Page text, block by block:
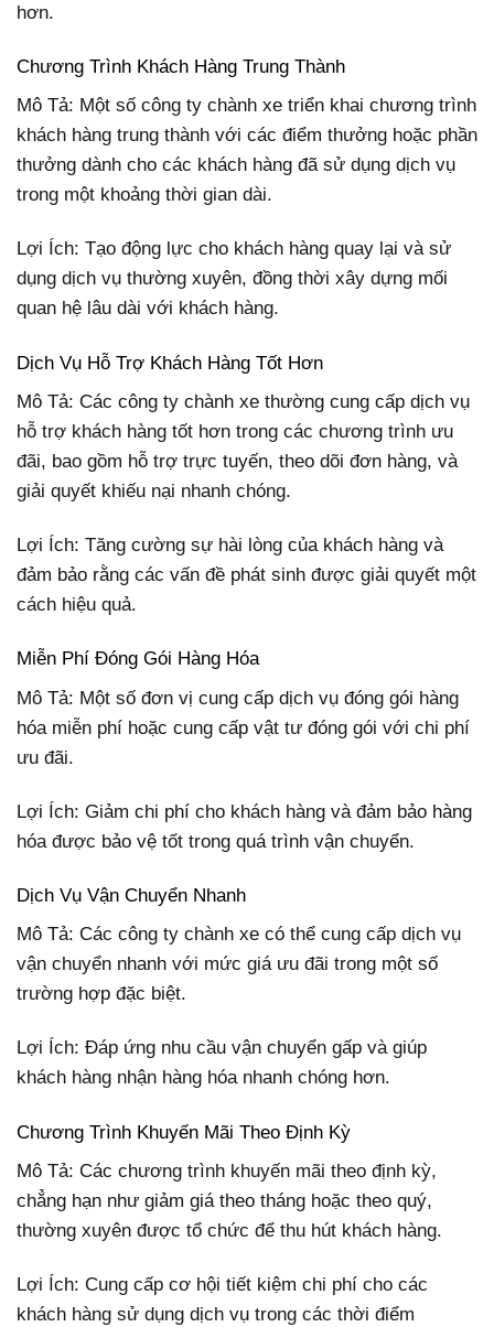
hơn.
Chương Trình Khách Hàng Trung Thành
Mô Tả: Một số công ty chành xe triển khai chương trình
khách hàng trung thành với các điểm thưởng hoặc phần
thưởng dành cho các khách hàng đã sử dụng dịch vụ
trong một khoảng thời gian dài.
Lợi Ích: Tạo động lực cho khách hàng quay lại và sử
dụng dịch vụ thường xuyên, đồng thời xây dựng mối
quan hệ lâu dài với khách hàng.
Dịch Vụ Hỗ Trợ Khách Hàng Tốt Hơn
Mô Tả: Các công ty chành xe thường cung cấp dịch vụ
hỗ trợ khách hàng tốt hơn trong các chương trình ưu
đãi, bao gồm hỗ trợ trực tuyến, theo dõi đơn hàng, và
giải quyết khiếu nại nhanh chóng.
Lợi Ích: Tăng cường sự hài lòng của khách hàng và
đảm bảo rằng các vấn đề phát sinh được giải quyết một
cách hiệu quả.
Miễn Phí Đóng Gói Hàng Hóa
Mô Tả: Một số đơn vị cung cấp dịch vụ đóng gói hàng
hóa miễn phí hoặc cung cấp vật tư đóng gói với chi phí
ưu đãi.
Lợi Ích: Giảm chi phí cho khách hàng và đảm bảo hàng
hóa được bảo vệ tốt trong quá trình vận chuyển.
Dịch Vụ Vận Chuyển Nhanh
Mô Tả: Các công ty chành xe có thể cung cấp dịch vụ
vận chuyển nhanh với mức giá ưu đãi trong một số
trường hợp đặc biệt.
Lợi Ích: Đáp ứng nhu cầu vận chuyển gấp và giúp
khách hàng nhận hàng hóa nhanh chóng hơn.
Chương Trình Khuyến Mãi Theo Định Kỳ
Mô Tả: Các chương trình khuyến mãi theo định kỳ,
chẳng hạn như giảm giá theo tháng hoặc theo quý,
thường xuyên được tổ chức để thu hút khách hàng.
Lợi Ích: Cung cấp cơ hội tiết kiệm chi phí cho các
khách hàng sử dụng dịch vụ trong các thời điểm